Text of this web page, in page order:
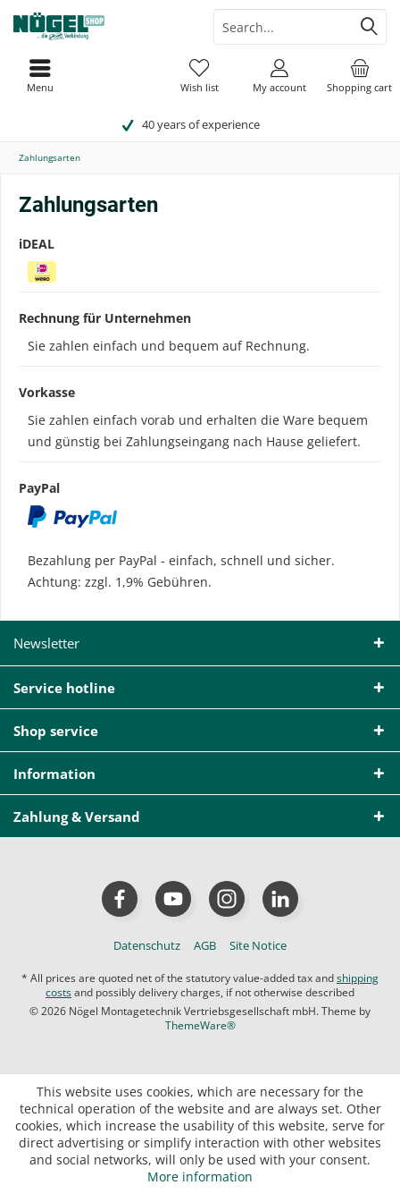
40 years of experience
Shopping cart
Wish list My account
Menu
Zahlungsarten
Zahlungsarten
iDEAL
Rechnung für Unternehmen
Sie zahlen einfach und bequem auf Rechnung.
Vorkasse
Sie zahlen einfach vorab und erhalten die Ware bequem
und günstig bei Zahlungseingang nach Hause geliefert.
PayPal
Bezahlung per PayPal - einfach, schnell und sicher.
Achtung: zzgl. 1,9% Gebühren.
Newsletter
Service hotline
Shop service
Information
Zahlung & Versand
Datenschutz AGB Site Notice
* All prices are quoted net of the statutory value-added tax andshipping
costsand possibly delivery charges, if not otherwise described
© 2026 Nögel Montagetechnik Vertriebsgesellschaft mbH. Theme by
ThemeWare®
This website uses cookies, which are necessary for the
technical operation of the website and are always set. Other
cookies, which increase the usability of this website, serve for
direct advertising or simplify interaction with other websites
and social networks, will only be used with your consent.
More information